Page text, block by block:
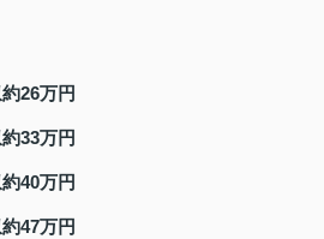
26万円
33万円
40万円
47万円